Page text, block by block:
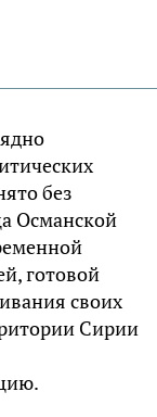
без
Османской
готовой
своих
Сирии